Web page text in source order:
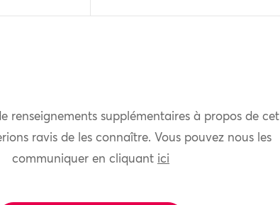
renseignements supplémentaires à propos de cet
ravis de les connaître. Vous pouvez nous les
communiquer en cliquant ici